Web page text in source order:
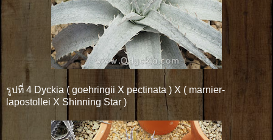
รูปที่ 4 Dyckia ( goehringii X pectinata ) X ( marnier-
lapostollei X Shinning Star )